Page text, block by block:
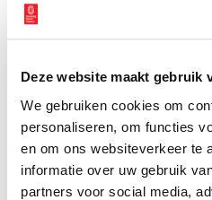
Deze website maakt gebruik
We gebruiken cookies om
personaliseren, om functies
en om ons websiteverkeer te
informatie over uw gebruik
partners voor social media,
Niet alle oude gebouwen
monument. Pak de fiets of trek
over het lange Jaagpad van De
Tolhuissluis. Daar zie je
monumentale status. En een